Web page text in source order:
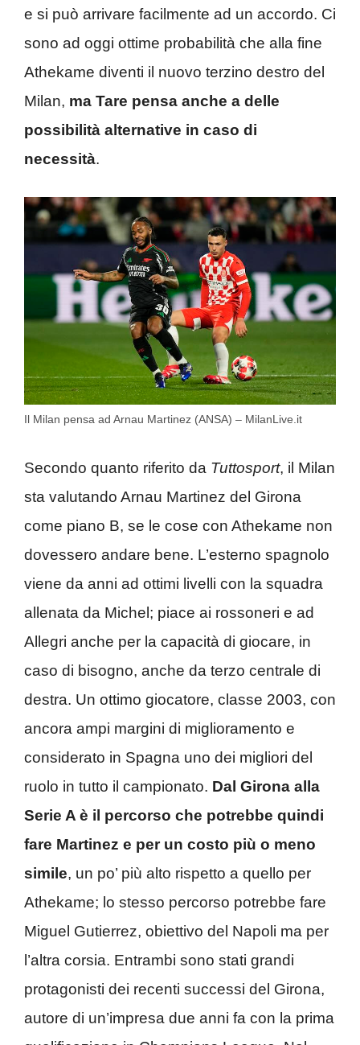
e si può arrivare facilmente ad un accordo. Ci
sono ad oggi ottime probabilità che alla fine
Athekame diventi il nuovo terzino destro del
Milan, ma Tare pensa anche a delle
possibilità alternative in caso di
necessità.
Il Milan pensa ad Arnau Martinez (ANSA) – MilanLive.it
Secondo quanto riferito da Tuttosport, il Milan
sta valutando Arnau Martinez del Girona
come piano B, se le cose con Athekame non
dovessero andare bene. L’esterno spagnolo
viene da anni ad ottimi livelli con la squadra
allenata da Michel; piace ai rossoneri e ad
Allegri anche per la capacità di giocare, in
caso di bisogno, anche da terzo centrale di
destra. Un ottimo giocatore, classe 2003, con
ancora ampi margini di miglioramento e
considerato in Spagna uno dei migliori del
ruolo in tutto il campionato. Dal Girona alla
Serie A è il percorso che potrebbe quindi
fare Martinez e per un costo più o meno
simile, un po’ più alto rispetto a quello per
Athekame; lo stesso percorso potrebbe fare
Miguel Gutierrez, obiettivo del Napoli ma per
l’altra corsia. Entrambi sono stati grandi
protagonisti dei recenti successi del Girona,
autore di un’impresa due anni fa con la prima